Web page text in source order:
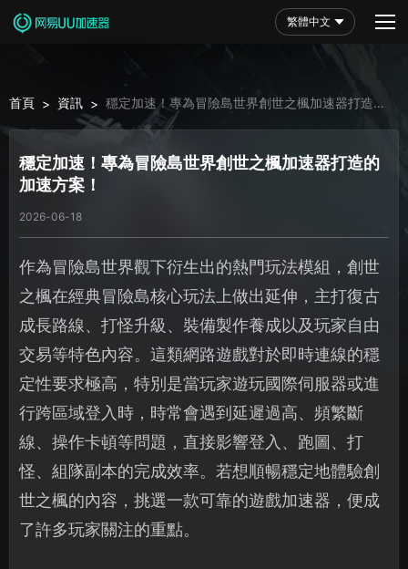
繁體中文
首頁 > 資訊 > 穩定加速！專為冒險島世界創世之楓加速器打造的
加速方案！
穩定加速！專為冒險島世界創世之楓加速器打造的
加速方案！
2026-06-18
作為冒險島世界觀下衍生出的熱門玩法模組，創世
之楓在經典冒險島核心玩法上做出延伸，主打復古
成長路線、打怪升級、裝備製作養成以及玩家自由
交易等特色內容。這類網路遊戲對於即時連線的穩
定性要求極高，特別是當玩家遊玩國際伺服器或進
行跨區域登入時，時常會遇到延遲過高、頻繁斷
線、操作卡頓等問題，直接影響登入、跑圖、打
怪、組隊副本的完成效率。若想順暢穩定地體驗創
世之楓的內容，挑選一款可靠的遊戲加速器，便成
了許多玩家關注的重點。